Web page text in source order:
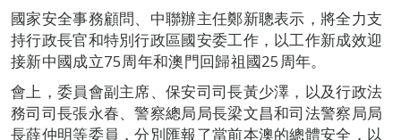
國家安全事務顧問、中聯辦主任鄭新聰表示，將全力支
持行政長官和特別行政區國安委工作，以工作新成效迎
接新中國成立75周年和澳門回歸祖國25周年。
會上，委員會副主席、保安司司長黃少澤，以及行政法
務司司長張永春、警察總局局長梁文昌和司法警察局局
長薛仲明等委員，分別匯報了當前本澳的總體安全，以